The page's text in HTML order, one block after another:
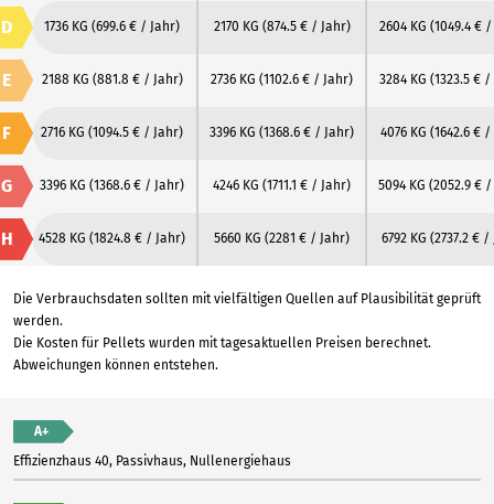
D 1736 KG (699.6 € / Jahr) 2170 KG (874.5 € / Jahr) 2604 KG (1049.4 €
E 2188 KG (881.8 € / Jahr) 2736 KG (1102.6 € / Jahr) 3284 KG (1323.5 € /
F 2716 KG (1094.5 € / Jahr) 3396 KG (1368.6 € / Jahr) 4076 KG (1642.6 € /
G 3396 KG (1368.6 € / Jahr) 4246 KG (1711.1 € / Jahr) 5094 KG (2052.9 €
H 4528 KG (1824.8 € / Jahr) 5660 KG (2281 € / Jahr) 6792 KG (2737.2 € /
Die Verbrauchsdaten sollten mit vielfältigen Quellen auf Plausibilität geprüft
werden.
Die Kosten für Pellets wurden mit tagesaktuellen Preisen berechnet.
Abweichungen können entstehen.
A+
Effizienzhaus 40, Passivhaus, Nullenergiehaus